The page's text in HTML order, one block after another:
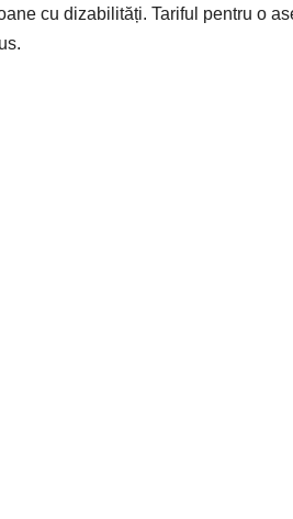
cu dizabilități. Tariful pentru o